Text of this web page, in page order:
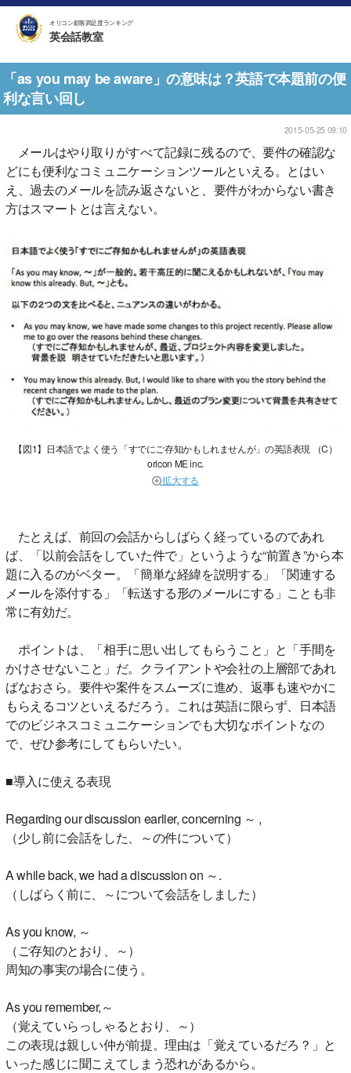
オリコン顧客満足度ランキング
英会話教室
「as you may be aware」の意味は？英語で本題前の便
利な言い回し
2015-05-25 09:10
メールはやり取りがすべて記録に残るので、要件の確認な
どにも便利なコミュニケーションツールといえる。とはい
え、過去のメールを読み返さないと、要件がわからない書き
方はスマートとは言えない。
【図1】日本語でよく使う「すでにご存知かもしれませんが」の英語表現 （C）
oricon ME inc.
拡大する
たとえば、前回の会話からしばらく経っているのであれ
ば、「以前会話をしていた件で」というような“前置き”から本
題に入るのがベター。「簡単な経緯を説明する」「関連する
メールを添付する」「転送する形のメールにする」ことも非
常に有効だ。
ポイントは、「相手に思い出してもらうこと」と「手間を
かけさせないこと」だ。クライアントや会社の上層部であれ
ばなおさら。要件や案件をスムーズに進め、返事も速やかに
もらえるコツといえるだろう。これは英語に限らず、日本語
でのビジネスコミュニケーションでも大切なポイントなの
で、ぜひ参考にしてもらいたい。
■導入に使える表現
Regarding our discussion earlier, concerning ～ ,
（少し前に会話をした、～の件について）
A while back, we had a discussion on ～.
（しばらく前に、～について会話をしました）
As you know, ～
（ご存知のとおり、～）
周知の事実の場合に使う。
As you remember,～
（覚えていらっしゃるとおり、～）
この表現は親しい仲が前提。理由は「覚えているだろ？」と
いった感じに聞こえてしまう恐れがあるから。